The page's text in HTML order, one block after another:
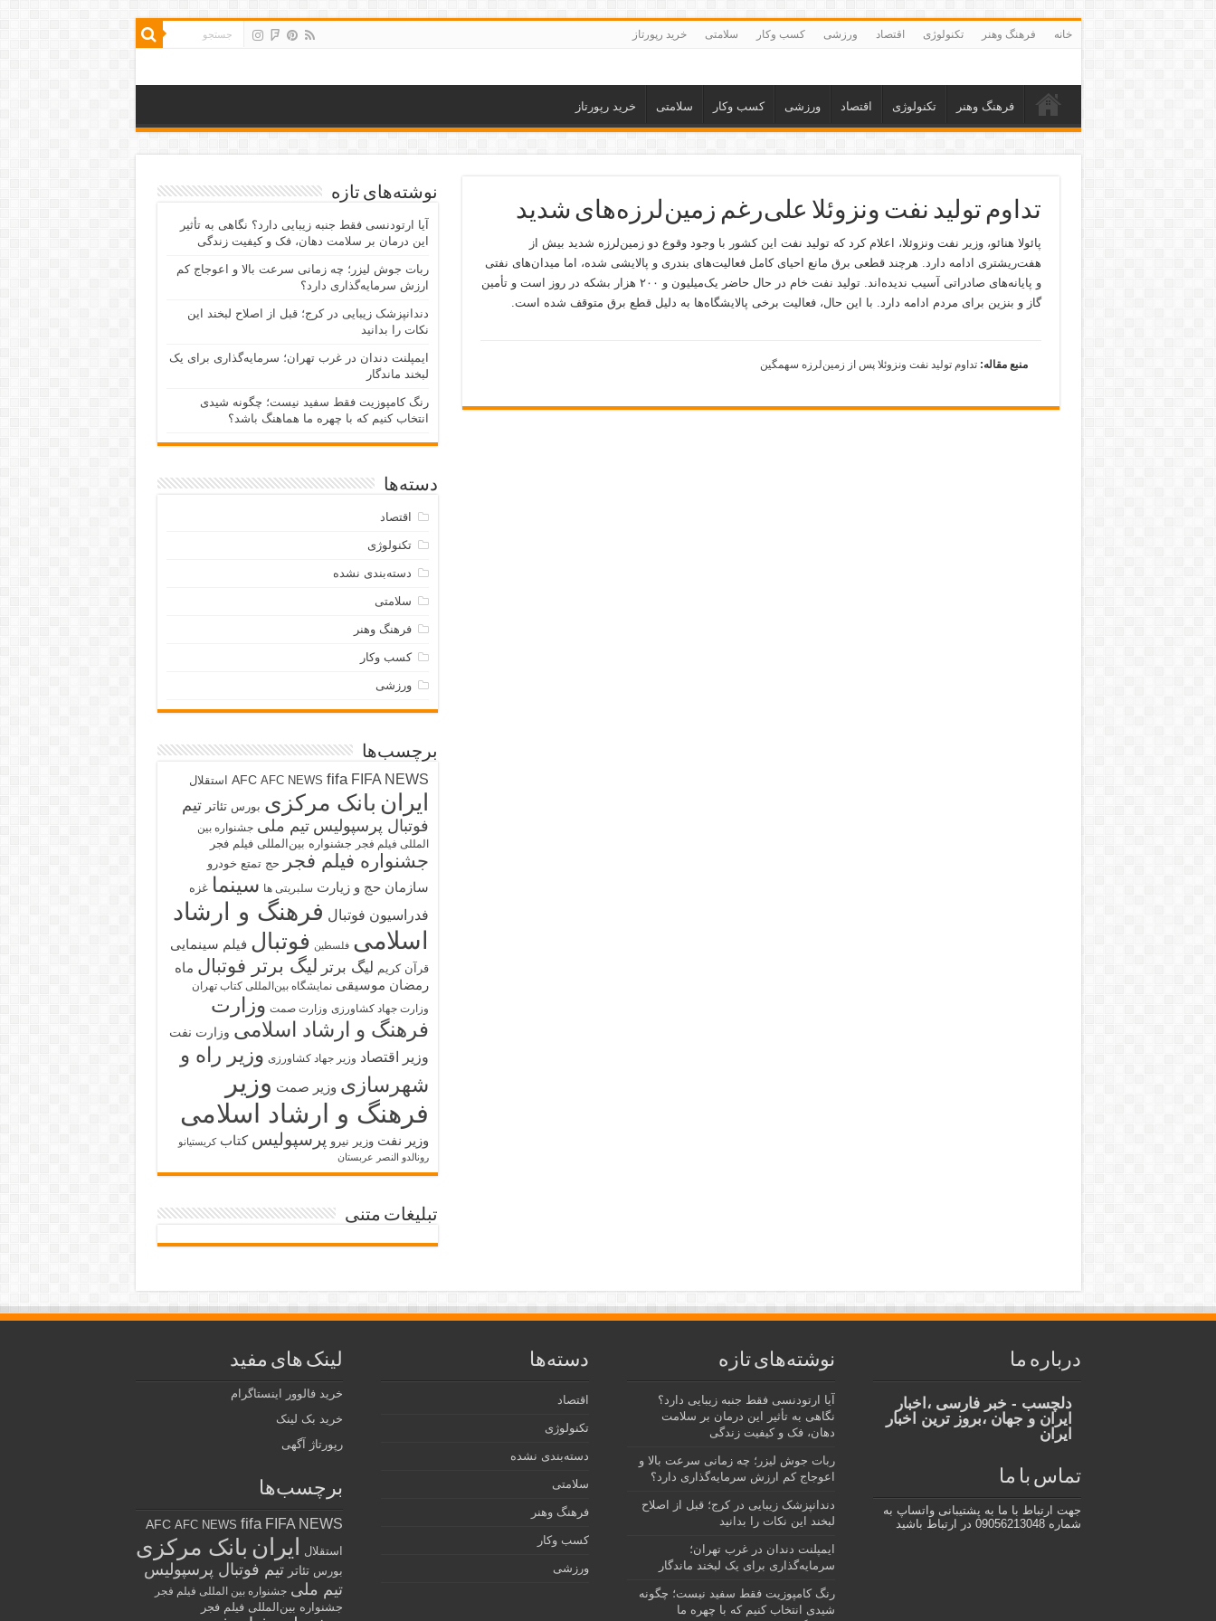
خانه فرهنگ وهنر تکنولوژی اقتصاد ورزشی کسب وکار سلامتی خرید رپورتاز
فرهنگ وهنر تکنولوژی اقتصاد ورزشی کسب وکار سلامتی خرید رپورتاز
تداوم تولید نفت ونزوئلا علی‌رغم زمین‌لرزه‌های شدید
پائولا هنائو، وزیر نفت ونزوئلا، اعلام کرد که تولید نفت این کشور با وجود وقوع دو زمین‌لرزه شدید بیش از
هفت‌ریشتری ادامه دارد. هرچند قطعی برق مانع احیای کامل فعالیت‌های بندری و پالایشی شده، اما میدان‌های نفتی
و پایانه‌های صادراتی آسیب ندیده‌اند. تولید نفت خام در حال حاضر یک‌میلیون و ۲۰۰ هزار بشکه در روز است و تأمین
گاز و بنزین برای مردم ادامه دارد. با این حال، فعالیت برخی پالایشگاه‌ها به دلیل قطع برق متوقف شده است.
منبع مقاله:تداوم تولید نفت ونزوئلا پس از زمین‌لرزه سهمگین
نوشته‌های تازه
آیا ارتودنسی فقط جنبه زیبایی دارد؟ نگاهی به تأثیر
این درمان بر سلامت دهان، فک و کیفیت زندگی
ربات جوش لیزر؛ چه زمانی سرعت بالا و اعوجاج کم
ارزش سرمایه‌گذاری دارد؟
دندانپزشک زیبایی در کرج؛ قبل از اصلاح لبخند این
نکات را بدانید
ایمپلنت دندان در غرب تهران؛ سرمایه‌گذاری برای یک
لبخند ماندگار
رنگ کامپوزیت فقط سفید نیست؛ چگونه شیدی
انتخاب کنیم که با چهره ما هماهنگ باشد؟
دسته‌ها
اقتصاد
تکنولوژی
دسته‌بندی نشده
سلامتی
فرهنگ وهنر
کسب وکار
ورزشی
برچسب‌ها
AFC AFC NEWS fifa FIFA NEWS استقلال
ایران بانک مرکزی بورس تئاتر تیم
فوتبال پرسپولیس تیم ملی جشنواره بین
المللی فیلم فجر جشنواره بین‌المللی فیلم فجر
جشنواره فیلم فجر حج تمتع خودرو
سازمان حج و زیارت سلبریتی ها سینما غزه
فدراسیون فوتبال فرهنگ و ارشاد
اسلامی فلسطین فوتبال فیلم سینمایی
قرآن کریم لیگ برتر لیگ برتر فوتبال ماه
رمضان موسیقی نمایشگاه بین‌المللی کتاب تهران
وزارت جهاد کشاورزی وزارت صمت وزارت
فرهنگ و ارشاد اسلامی وزارت نفت
وزیر اقتصاد وزیر جهاد کشاورزی وزیر راه و
شهرسازی وزیر صمت وزیر
فرهنگ و ارشاد اسلامی
وزیر نفت وزیر نیرو پرسپولیس کتاب کریستیانو
رونالدو النصر عربستان
تبلیغات متنی
درباره ما
دلچسب - خبر فارسی ،اخبار
ایران و جهان ،بروز ترین اخبار
ایران
تماس با ما
جهت ارتباط با ما به پشتیبانی واتساپ به
شماره 09056213048 در ارتباط باشید
نوشته‌های تازه
آیا ارتودنسی فقط جنبه زیبایی دارد؟
نگاهی به تأثیر این درمان بر سلامت
دهان، فک و کیفیت زندگی
ربات جوش لیزر؛ چه زمانی سرعت بالا و
اعوجاج کم ارزش سرمایه‌گذاری دارد؟
دندانپزشک زیبایی در کرج؛ قبل از اصلاح
لبخند این نکات را بدانید
ایمپلنت دندان در غرب تهران؛
سرمایه‌گذاری برای یک لبخند ماندگار
رنگ کامپوزیت فقط سفید نیست؛ چگونه
شیدی انتخاب کنیم که با چهره ما
دسته‌ها
اقتصاد
تکنولوژی
دسته‌بندی نشده
سلامتی
فرهنگ وهنر
کسب وکار
ورزشی
لینک های مفید
خرید فالوور اینستاگرام
خرید بک لینک
رپورتاژ آگهی
برچسب‌ها
AFC AFC NEWS fifa FIFA NEWS
استقلال ایران بانک مرکزی
بورس تئاتر تیم فوتبال پرسپولیس
تیم ملی جشنواره بین المللی فیلم فجر
جشنواره بین‌المللی فیلم فجر